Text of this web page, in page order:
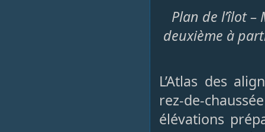
Plan de l’îlot
deuxième à
L’Atlas des
rez-de-
élévations